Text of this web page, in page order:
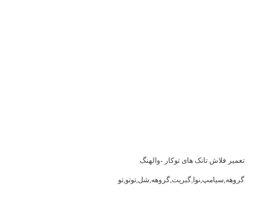
تعمیر فلاش تانک های توکار -والهنگ
گروهه,سیامپ,نوا,گبریت,گروهه,شل,توتو,تو